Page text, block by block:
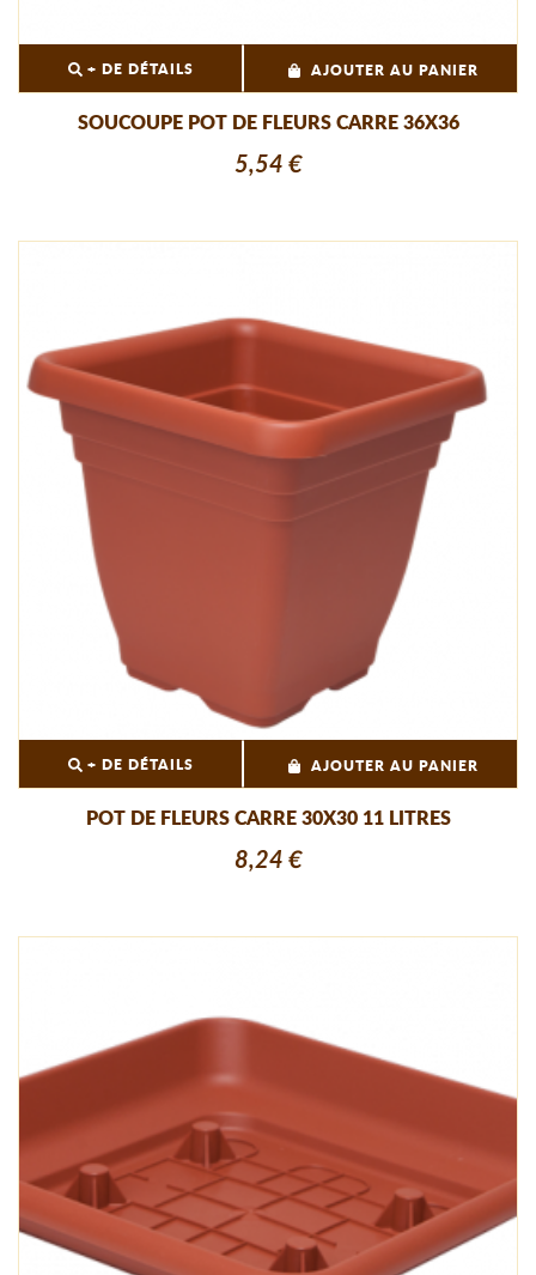
+ DE DÉTAILS AJOUTER AU PANIER
SOUCOUPE POT DE FLEURS CARRE 36X36
5,54 €
+ DE DÉTAILS AJOUTER AU PANIER
POT DE FLEURS CARRE 30X30 11 LITRES
8,24 €